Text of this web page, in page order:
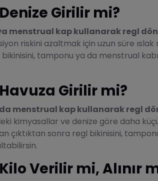
Girilir mi?
menstrual kap kullanarak regl
riskini azaltmak için uzun süre
tamponu ya da menstrual
Girilir mi?
menstrual kap kullanarak regl
kimyasallar ve denize göre daha
çıktıktan sonra regl bikinisini,
Verilir mi, Alınır